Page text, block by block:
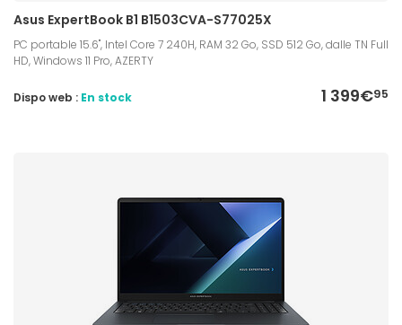
Asus ExpertBook B1 B1503CVA-S77025X
PC portable 15.6", Intel Core 7 240H, RAM 32 Go, SSD 512 Go, dalle TN Full
HD, Windows 11 Pro, AZERTY
1 399€95
Dispo web : En stock